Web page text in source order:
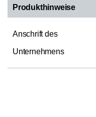
Produkthinweise
Anschrift des
Unternehmens